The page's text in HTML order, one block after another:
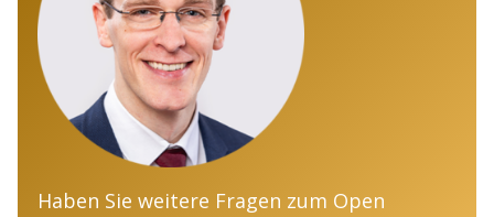
Haben Sie weitere Fragen zum Open